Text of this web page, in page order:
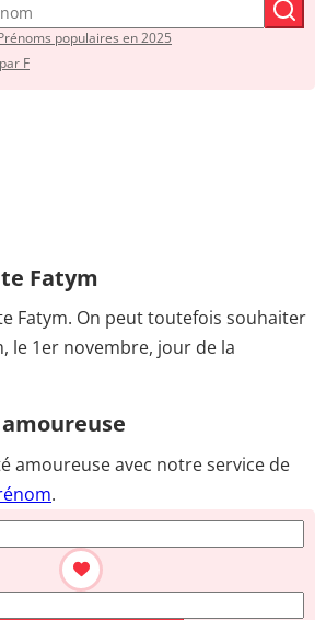
populaires en 2025
F
Fatym
Fatym. On peut toutefois souhaiter
le 1er novembre, jour de la
amoureuse avec notre service de
.